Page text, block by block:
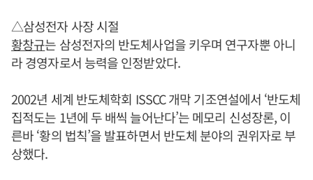
△삼성전자 사장 시절
황창규는 삼성전자의 반도체사업을 키우며 연구자뿐 아니
라 경영자로서 능력을 인정받았다.
2002년 세계 반도체학회 ISSCC 개막 기조연설에서 ‘반도체
집적도는 1년에 두 배씩 늘어난다’는 메모리 신성장론, 이
른바 ‘황의 법칙’을 발표하면서 반도체 분야의 권위자로 부
상했다.